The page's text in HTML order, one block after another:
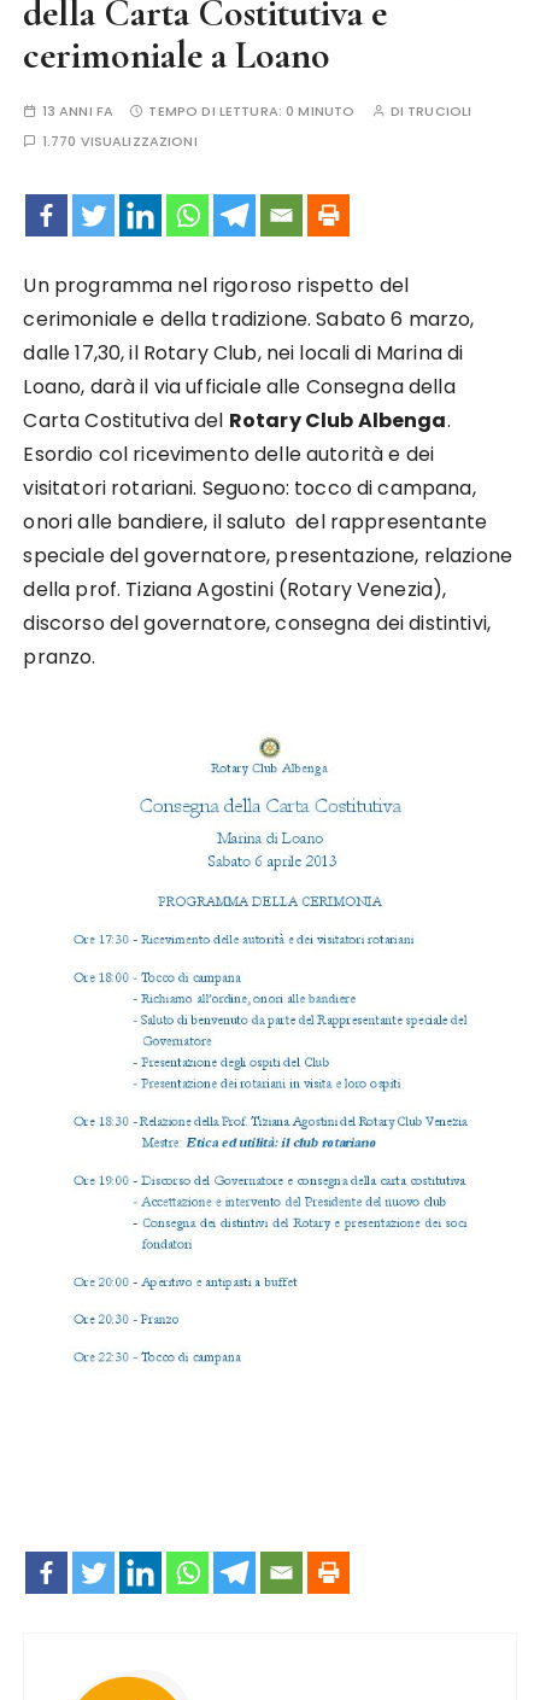
della Carta Costitutiva e
cerimoniale a Loano
13 ANNI FA TEMPO DI LETTURA: 0 MINUTO DI TRUCIOLI
1.770 VISUALIZZAZIONI
Un programma nel rigoroso rispetto del
cerimoniale e della tradizione. Sabato 6 marzo,
dalle 17,30, il Rotary Club, nei locali di Marina di
Loano, darà il via ufficiale alle Consegna della
Carta Costitutiva del Rotary Club Albenga.
Esordio col ricevimento delle autorità e dei
visitatori rotariani. Seguono: tocco di campana,
onori alle bandiere, il saluto del rappresentante
speciale del governatore, presentazione, relazione
della prof. Tiziana Agostini (Rotary Venezia),
discorso del governatore, consegna dei distintivi,
pranzo.